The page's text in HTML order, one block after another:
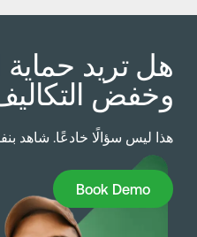
تريد حماية
التكاليف؟
ليس سؤالًا خادعًا. شاهد
Book Demo
Book